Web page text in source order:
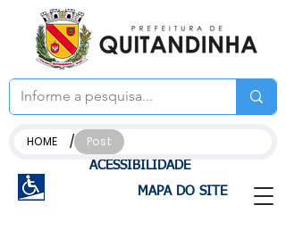
ACESSIBILIDADE
MAPA DO SITE
HOME / Post